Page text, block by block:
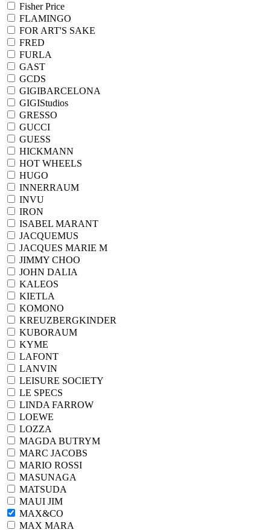
Fisher Price
FLAMINGO
FOR ART'S SAKE
FRED
FURLA
GAST
GCDS
GIGIBARCELONA
GIGIStudios
GRESSO
GUCCI
GUESS
HICKMANN
HOT WHEELS
HUGO
INNERRAUM
INVU
IRON
ISABEL MARANT
JACQUEMUS
JACQUES MARIE M
JIMMY CHOO
JOHN DALIA
KALEOS
KIETLA
KOMONO
KREUZBERGKINDER
KUBORAUM
KYME
LAFONT
LANVIN
LEISURE SOCIETY
LE SPECS
LINDA FARROW
LOEWE
LOZZA
MAGDA BUTRYM
MARC JACOBS
MARIO ROSSI
MASUNAGA
MATSUDA
MAUI JIM
MAX&CO
MAX MARA